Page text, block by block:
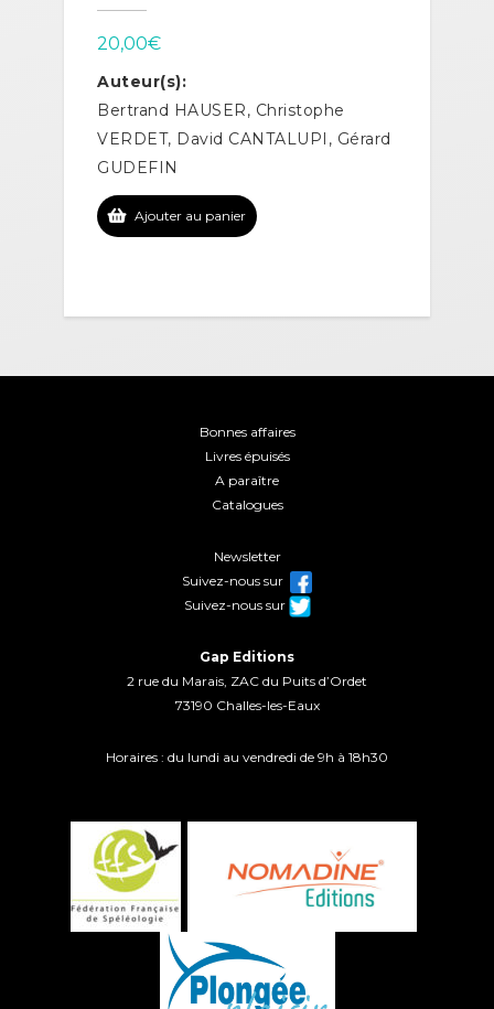
20,00€
Auteur(s):
Bertrand HAUSER, Christophe
VERDET, David CANTALUPI, Gérard
GUDEFIN
Ajouter au panier
Bonnes affaires
Livres épuisés
A paraître
Catalogues
Newsletter
Suivez-nous sur
Suivez-nous sur
Gap Editions
2 rue du Marais, ZAC du Puits d’Ordet
73190 Challes-les-Eaux
Horaires : du lundi au vendredi de 9h à 18h30